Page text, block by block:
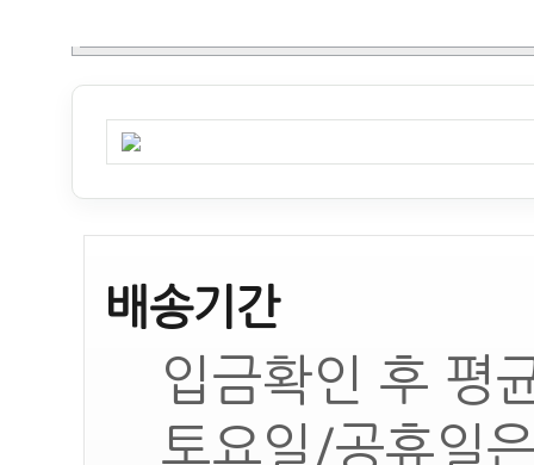
배송기간
입금확인 후 평
토요일/공휴일